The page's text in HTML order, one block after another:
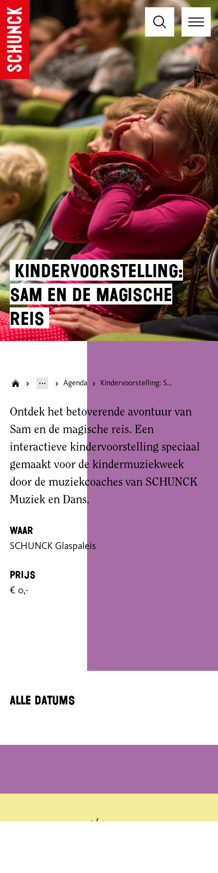
Kindervoorstelling:
Sam en de magische
reis
Agenda Kindervoorstelling: Sam en de magische reis
Ontdek het betoverende avontuur van
Sam en de magische reis. Een
interactieve kindervoorstelling speciaal
gemaakt voor de kindermuziekweek
door de muziekcoaches van SCHUNCK
Muziek en Dans.
Waar
SCHUNCK Glaspaleis
Prijs
€ 0,-
Alle datums